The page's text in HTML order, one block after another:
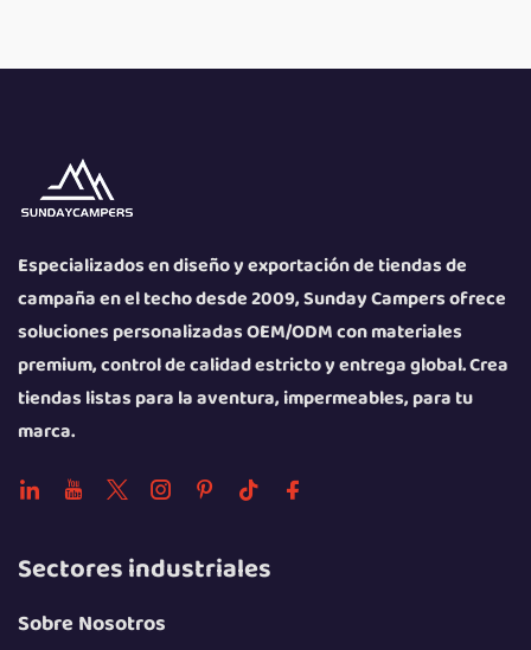
Especializados en diseño y exportación de tiendas de
campaña en el techo desde 2009, Sunday Campers ofrece
soluciones personalizadas OEM/ODM con materiales
premium, control de calidad estricto y entrega global. Crea
tiendas listas para la aventura, impermeables, para tu
marca.
Sectores industriales
Sobre Nosotros